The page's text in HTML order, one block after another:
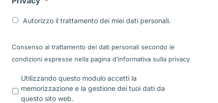
Autorizzo il trattamento dei miei dati personali.
Consenso al trattamento dei dati personali secondo le
condizioni espresse nella pagina d’informativa sulla privacy
r
i
Utilizzando questo modulo accetti la
memorizzazione e la gestione dei tuoi dati da
questo sito web.